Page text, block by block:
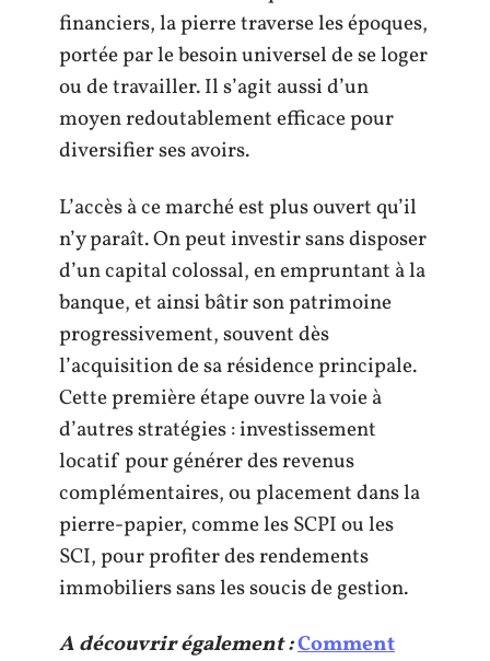
financiers, la pierre traverse les époques,
portée par le besoin universel de se loger
ou de travailler. Il s’agit aussi d’un
moyen redoutablement efficace pour
diversifier ses avoirs.
L’accès à ce marché est plus ouvert qu’il
n’y paraît. On peut investir sans disposer
d’un capital colossal, en empruntant à la
banque, et ainsi bâtir son patrimoine
progressivement, souvent dès
l’acquisition de sa résidence principale.
Cette première étape ouvre la voie à
d’autres stratégies : investissement
locatif pour générer des revenus
complémentaires, ou placement dans la
pierre-papier, comme les SCPI ou les
SCI, pour profiter des rendements
immobiliers sans les soucis de gestion.
A découvrir également :Comment